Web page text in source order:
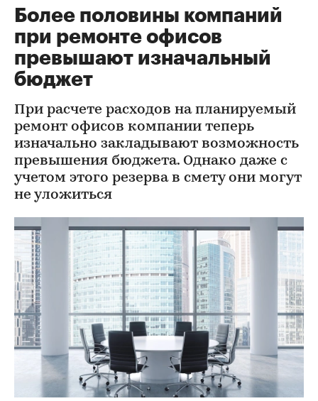
Более половины компаний
при ремонте офисов
превышают изначальный
бюджет
При расчете расходов на планируемый
ремонт офисов компании теперь
изначально закладывают возможность
превышения бюджета. Однако даже с
учетом этого резерва в смету они могут
не уложиться